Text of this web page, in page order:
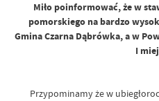
Miło poinformować, że w
pomorskiego na bardzo
Gmina Czarna Dąbrówka, a w
I
Przypominamy że w